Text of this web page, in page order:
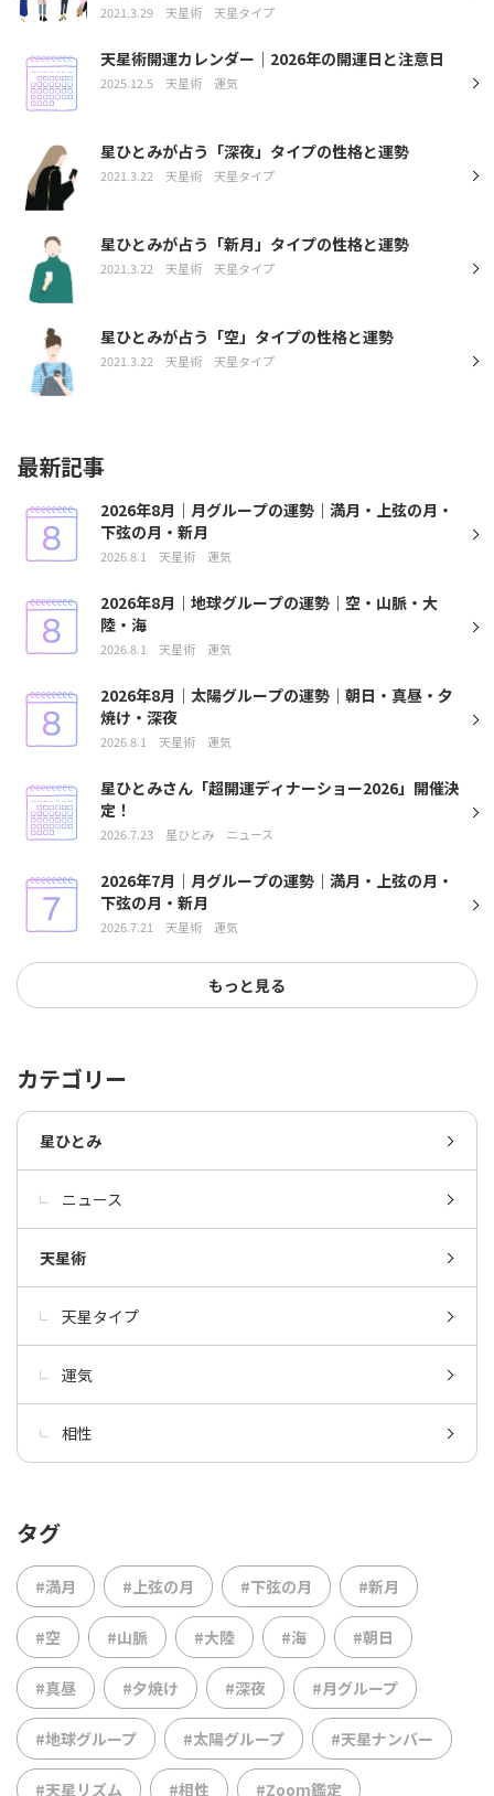
2021.3.29 天星術 天星タイプ
天星術開運カレンダー｜2026年の開運日と注意日
2025.12.5 天星術 運気
星ひとみが占う「深夜」タイプの性格と運勢
2021.3.22 天星術 天星タイプ
星ひとみが占う「新月」タイプの性格と運勢
2021.3.22 天星術 天星タイプ
星ひとみが占う「空」タイプの性格と運勢
2021.3.22 天星術 天星タイプ
最新記事
2026年8月｜月グループの運勢｜満月・上弦の月・
下弦の月・新月
2026.8.1 天星術 運気
2026年8月｜地球グループの運勢｜空・山脈・大
陸・海
2026.8.1 天星術 運気
2026年8月｜太陽グループの運勢｜朝日・真昼・夕
焼け・深夜
2026.8.1 天星術 運気
星ひとみさん「超開運ディナーショー2026」開催決
定！
2026.7.23 星ひとみ ニュース
2026年7月｜月グループの運勢｜満月・上弦の月・
下弦の月・新月
2026.7.21 天星術 運気
もっと見る
カテゴリー
星ひとみ
ニュース
天星術
天星タイプ
運気
相性
タグ
#満月 #上弦の月 #下弦の月 #新月
#空 #山脈 #大陸 #海 #朝日
#真昼 #夕焼け #深夜 #月グループ
#地球グループ #太陽グループ #天星ナンバー
#天星リズム #相性 #Zoom鑑定